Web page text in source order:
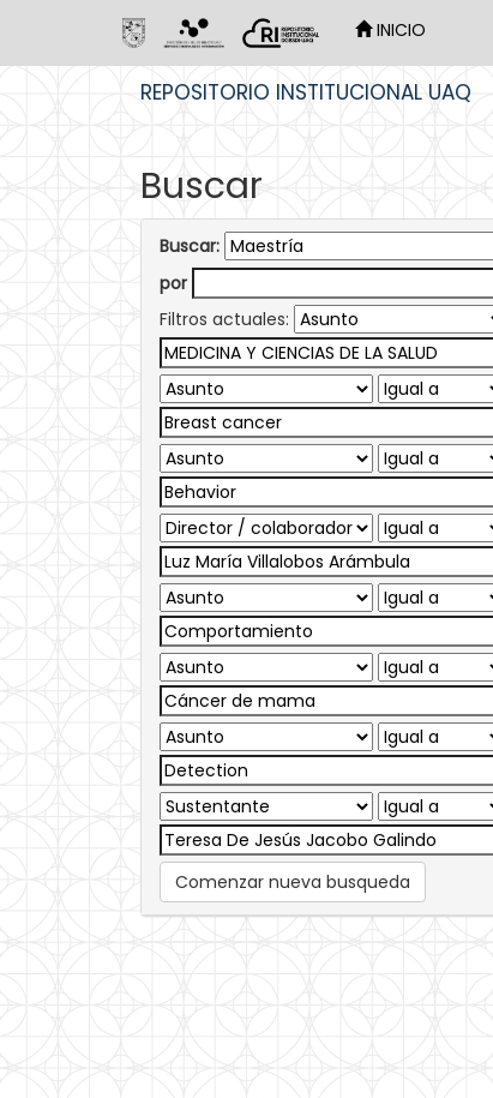
INICIO
REPOSITORIO INSTITUCIONAL UAQ
Buscar
Buscar:
por
Filtros actuales:
Comenzar nueva busqueda